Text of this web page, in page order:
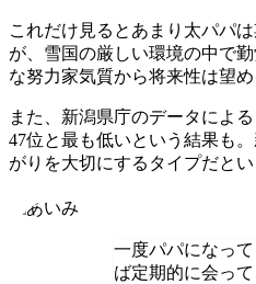
これだけ見るとあまり太パパ
が、雪国の厳しい環境の中で
な努力家気質から将来性は望め
また、新潟県庁のデータによ
47位と最も低いという結果も
がりを大切にするタイプだとい
一度パパになっ
ば定期的に会っ